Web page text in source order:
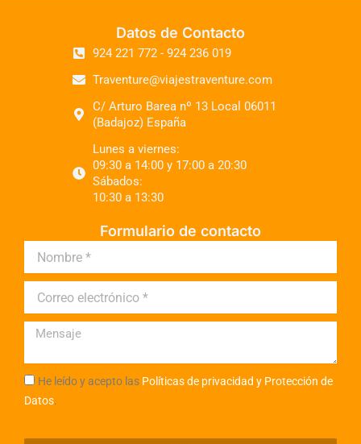
Datos de Contacto
924 221 772 - 924 236 019
Traventure@viajestraventure.com
C/ Arturo Barea nº 13 Local 06011
(Badajoz) España
Lunes a viernes:
09:30 a 14:00 y 17:00 a 20:30
Sábados:
10:30 a 13:30
Formulario de contacto
He leído y acepto las Políticas de privacidad y Protección de
Datos.